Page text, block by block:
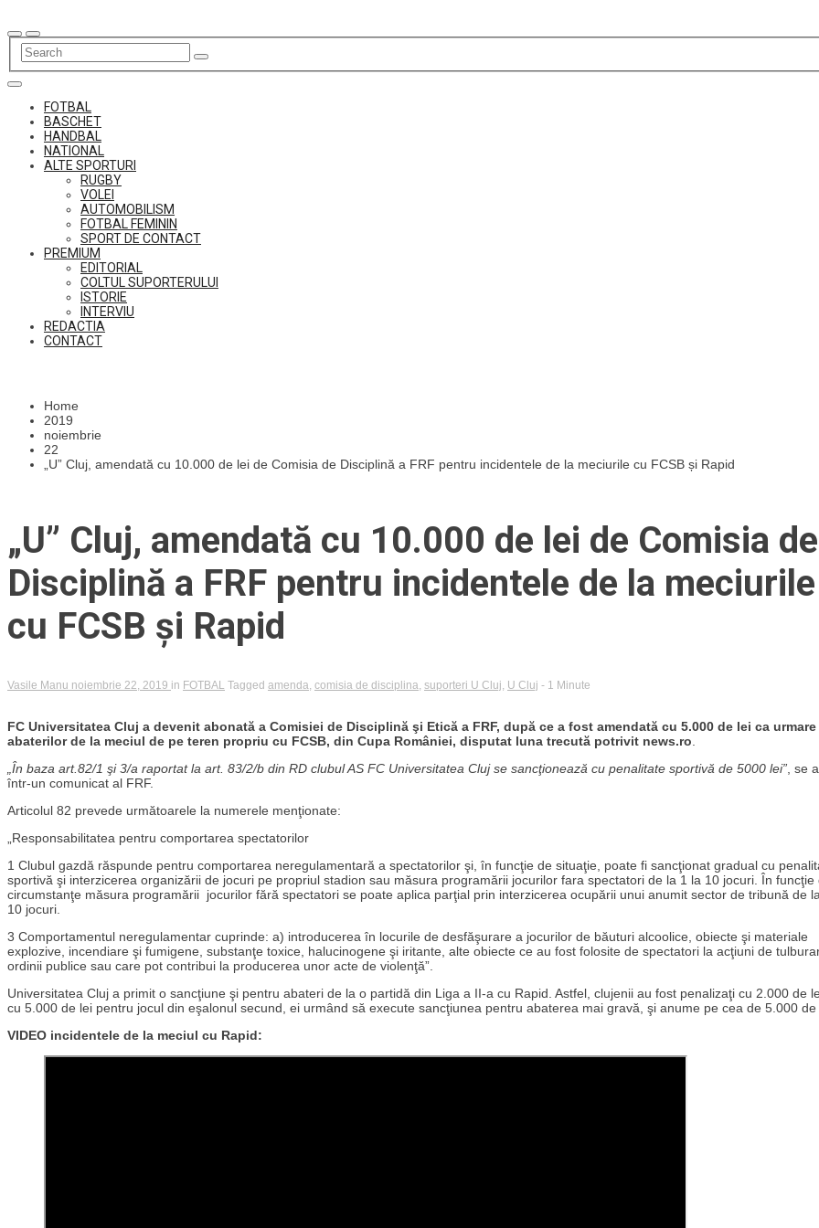
to
content
FOTBAL
BASCHET
HANDBAL
NATIONAL
ALTE SPORTURI
RUGBY
VOLEI
AUTOMOBILISM
FOTBAL FEMININ
SPORT DE CONTACT
PREMIUM
EDITORIAL
COLTUL SUPORTERULUI
ISTORIE
INTERVIU
REDACTIA
CONTACT
Home
2019
noiembrie
22
„U” Cluj, amendată cu 10.000 de lei de Comisia de Disciplină a FRF pentru incidentele de la meciurile cu FCSB și Rapid
„U” Cluj, amendată cu 10.000 de lei de Comisia de
Disciplină a FRF pentru incidentele de la meciurile
cu FCSB și Rapid
Vasile Manu noiembrie 22, 2019 in FOTBAL Tagged amenda comisia de disciplina suporteri U Cluj U Cluj - 1 Minute
FC Universitatea Cluj a devenit abonată a Comisiei de Disciplină şi Etică a FRF, după ce a fost amendată cu 5.000 de lei ca urmare
abaterilor de la meciul de pe teren propriu cu FCSB, din Cupa României, disputat luna trecută potrivit news.ro
„În baza art.82/1 şi 3/a raportat la art. 83/2/b din RD clubul AS FC Universitatea Cluj se sancţionează cu penalitate sportivă de 5000 lei” , se
într-un comunicat al FRF.
Articolul 82 prevede următoarele la numerele menţionate:
„Responsabilitatea pentru comportarea spectatorilor
1 Clubul gazdă răspunde pentru comportarea neregulamentară a spectatorilor şi, în funcţie de situaţie, poate fi sancţionat gradual cu
sportivă şi interzicerea organizării de jocuri pe propriul stadion sau măsura programării jocurilor fara spectatori de la 1 la 10 jocuri. În funcţie
circumstanţe măsura programării jocurilor fără spectatori se poate aplica parţial prin interzicerea ocupării unui anumit sector de tribună de
10 jocuri.
3 Comportamentul neregulamentar cuprinde: a) introducerea în locurile de desfăşurare a jocurilor de băuturi alcoolice, obiecte şi materiale
explozive, incendiare şi fumigene, substanţe toxice, halucinogene şi iritante, alte obiecte ce au fost folosite de spectatori la acţiuni de
ordinii publice sau care pot contribui la producerea unor acte de violenţă”.
Universitatea Cluj a primit o sancţiune şi pentru abateri de la o partidă din Liga a II-a cu Rapid. Astfel, clujenii au fost penalizaţi cu 2.000 de
cu 5.000 de lei pentru jocul din eşalonul secund, ei urmând să execute sancţiunea pentru abaterea mai gravă, şi anume pe cea de 5.000 de
VIDEO incidentele de la meciul cu Rapid: